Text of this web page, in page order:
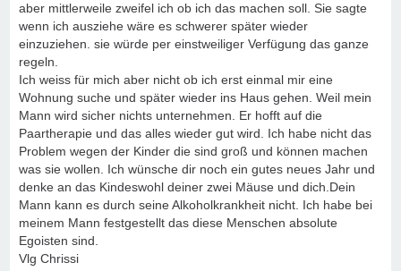
aber mittlerweile zweifel ich ob ich das machen soll. Sie sagte
wenn ich ausziehe wäre es schwerer später wieder
einzuziehen. sie würde per einstweiliger Verfügung das ganze
regeln.
Ich weiss für mich aber nicht ob ich erst einmal mir eine
Wohnung suche und später wieder ins Haus gehen. Weil mein
Mann wird sicher nichts unternehmen. Er hofft auf die
Paartherapie und das alles wieder gut wird. Ich habe nicht das
Problem wegen der Kinder die sind groß und können machen
was sie wollen. Ich wünsche dir noch ein gutes neues Jahr und
denke an das Kindeswohl deiner zwei Mäuse und dich.Dein
Mann kann es durch seine Alkoholkrankheit nicht. Ich habe bei
meinem Mann festgestellt das diese Menschen absolute
Egoisten sind.
Vlg Chrissi